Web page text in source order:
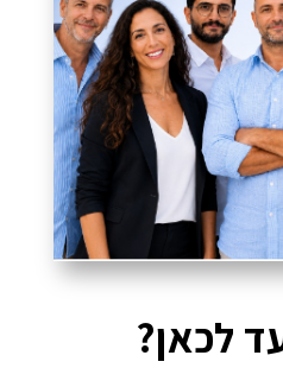
לכאן?